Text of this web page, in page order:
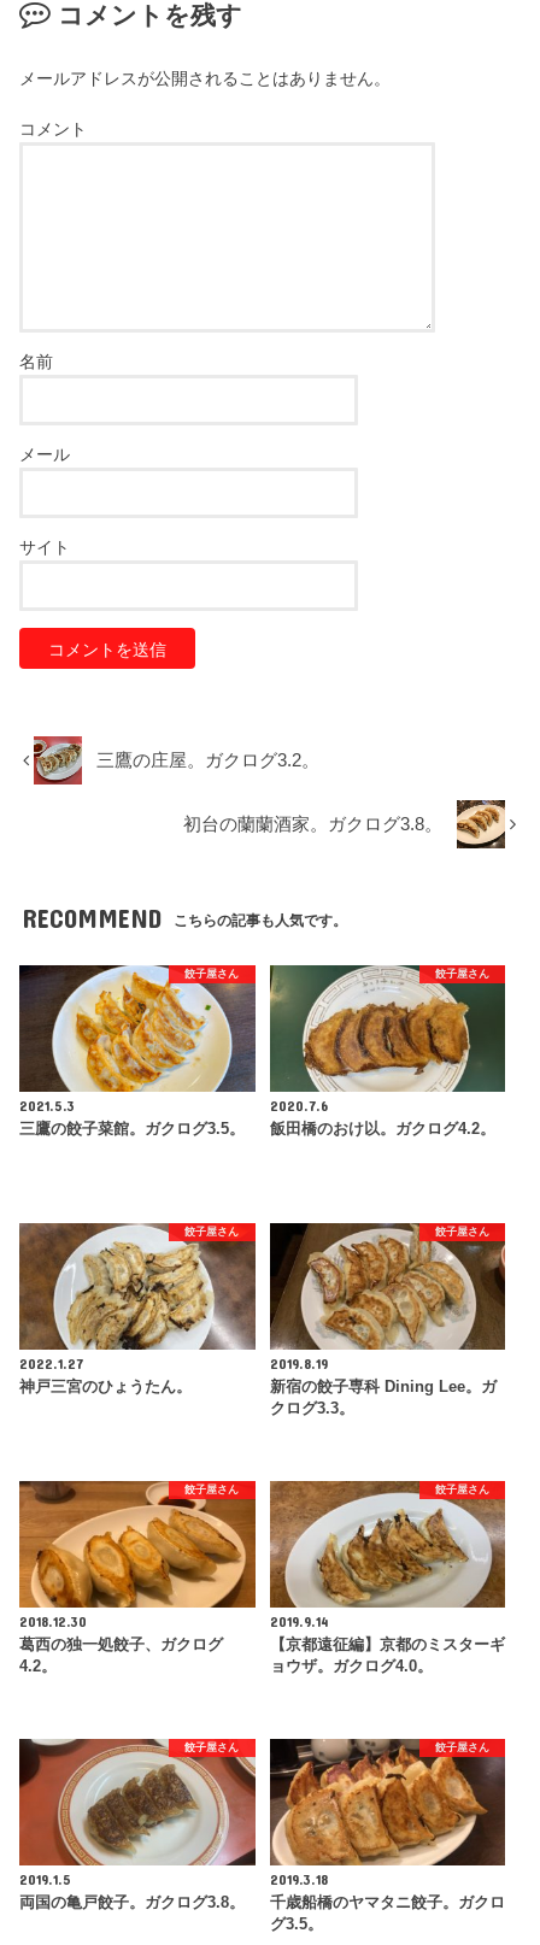
コメントを残す
メールアドレスが公開されることはありません。
コメント
名前
メール
サイト
三鷹の庄屋。ガクログ3.2。
初台の蘭蘭酒家。ガクログ3.8。
RECOMMEND こちらの記事も人気です。
餃子屋さん
2021.5.3
三鷹の餃子菜館。ガクログ3.5。
餃子屋さん
2020.7.6
飯田橋のおけ以。ガクログ4.2。
餃子屋さん
2022.1.27
神戸三宮のひょうたん。
餃子屋さん
2019.8.19
新宿の餃子専科 Dining Lee。ガ
クログ3.3。
餃子屋さん
2018.12.30
葛西の独一処餃子、ガクログ
4.2。
餃子屋さん
2019.9.14
【京都遠征編】京都のミスターギ
ョウザ。ガクログ4.0。
餃子屋さん
2019.1.5
両国の亀戸餃子。ガクログ3.8。
餃子屋さん
2019.3.18
千歳船橋のヤマタニ餃子。ガクロ
グ3.5。